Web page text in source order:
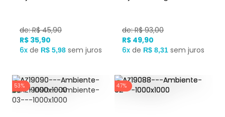
de: R$ 45,90
R$ 35,90
6x de R$ 5,98 sem juros
de: R$ 93,00
R$ 49,90
6x de R$ 8,31 sem juros
53% 47%